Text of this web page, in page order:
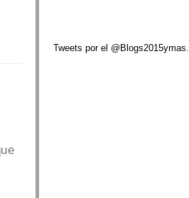
Tweets por el @Blogs2015ymas.